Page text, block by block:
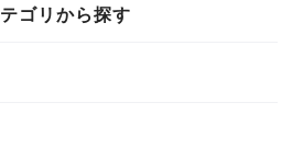
ゴリから探す